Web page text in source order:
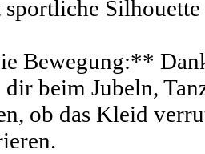
Bewegung:**
dir beim Jubeln,
ob das Kleid